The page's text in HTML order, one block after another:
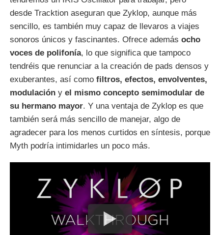
desde Tracktion aseguran que Zyklop, aunque más
sencillo, es también muy capaz de llevaros a viajes
sonoros únicos y fascinantes. Ofrece además ocho
voces de polifonía, lo que significa que tampoco
tendréis que renunciar a la creación de pads densos y
exuberantes, así como filtros, efectos, envolventes,
modulación y el mismo concepto semimodular de
su hermano mayor. Y una ventaja de Zyklop es que
también será más sencillo de manejar, algo de
agradecer para los menos curtidos en síntesis, porque
Myth podría intimidarles un poco más.